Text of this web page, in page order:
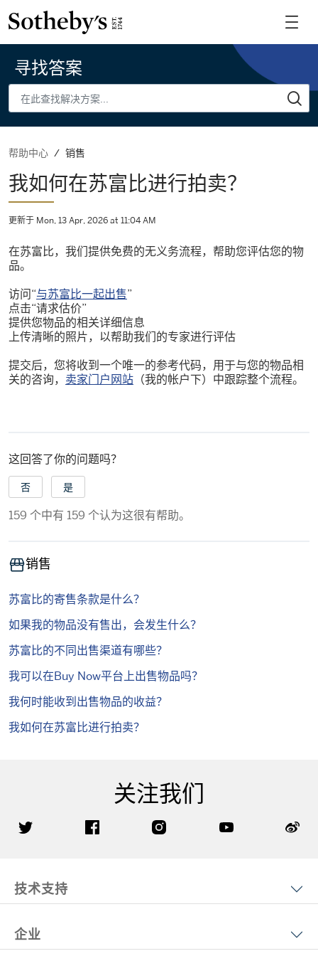
寻找答案
帮助中心 销售
我如何在苏富比进行拍卖？
更新于 Mon, 13 Apr, 2026 at 11:04 AM
在苏富比，我们提供免费的无义务流程，帮助您评估您的物
品。
访问“与苏富比一起出售”
点击“请求估价”
提供您物品的相关详细信息
上传清晰的照片，以帮助我们的专家进行评估
提交后，您将收到一个唯一的参考代码，用于与您的物品相
关的咨询， 卖家门户网站 （我的帐户下）中跟踪整个流程。
这回答了你的问题吗？
否 是
159 个中有 159 个认为这很有帮助。
销售
苏富比的寄售条款是什么？
如果我的物品没有售出，会发生什么？
苏富比的不同出售渠道有哪些？
我可以在Buy Now平台上出售物品吗？
我何时能收到出售物品的收益？
我如何在苏富比进行拍卖？
关注我们
技术支持
企业